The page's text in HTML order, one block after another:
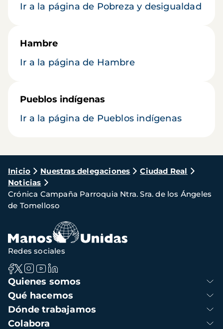
Ir a la página de Pobreza y desigualdad
Hambre
Ir a la página de Hambre
Pueblos indígenas
Ir a la página de Pueblos indígenas
Ruta
de
navegación
Inicio Nuestras delegaciones
Ciudad Real
Noticias
Crónica Campaña Parroquia Ntra. Sra. de los Ángeles
de Tomelloso
Navegación
principal
Quienes somos
Qué hacemos
Dónde trabajamos
Colabora
Redes sociales